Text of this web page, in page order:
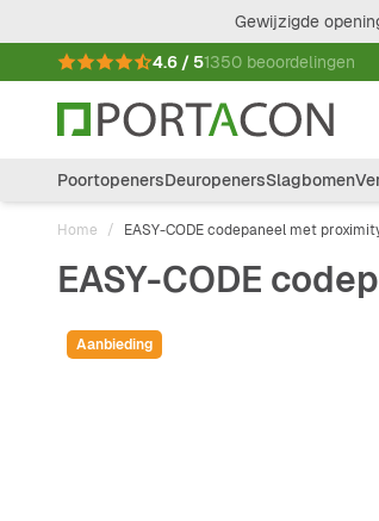
Gewijzigde
4.6 / 51350 beoordelingen
PoortopenersDeuropenersSlagbomen
Home / EASY-CODE codepaneel met
EASY-CODE
Aanbieding